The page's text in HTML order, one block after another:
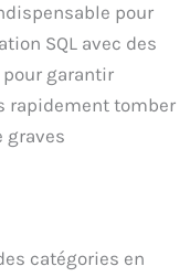
pour
SQL avec des
garantir
rapidement tomber
graves
catégories en